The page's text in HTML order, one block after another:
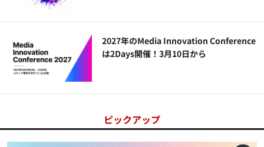
2027年のMedia Innovation Conference
は2Days開催！3月10日から
ピックアップ